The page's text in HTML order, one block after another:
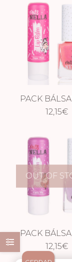
PACK
ESMALTE
SUGAR/
12,15€
OUT OF
PACK
ESMALTE
NELLA
12,15€